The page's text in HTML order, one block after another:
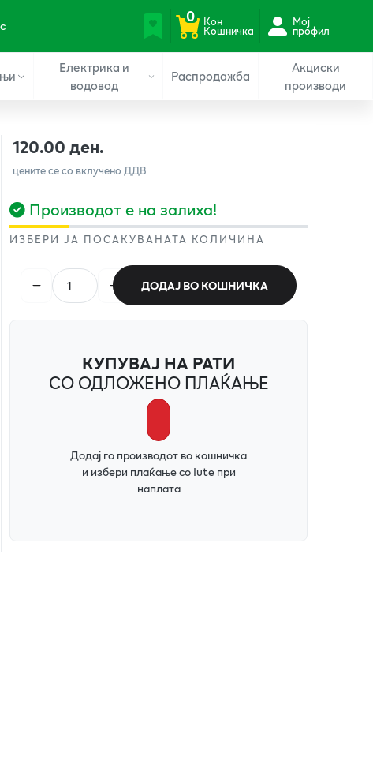
0 Кон
Кошничка
Мој
профил
Електрика и
водовод
Распродажба
Акциски
производи
120.00 ден.
цените се со вклучено ДДВ
Производот е на залиха!
ИЗБЕРИ ЈА ПОСАКУВАНАТА КОЛИЧИНА
ДОДАЈ ВО КОШНИЧКА
КУПУВАЈ НА РАТИ
СО ОДЛОЖЕНО ПЛАЌАЊЕ
Додај го производот во кошничка
и избери плаќање со Iute при
наплата